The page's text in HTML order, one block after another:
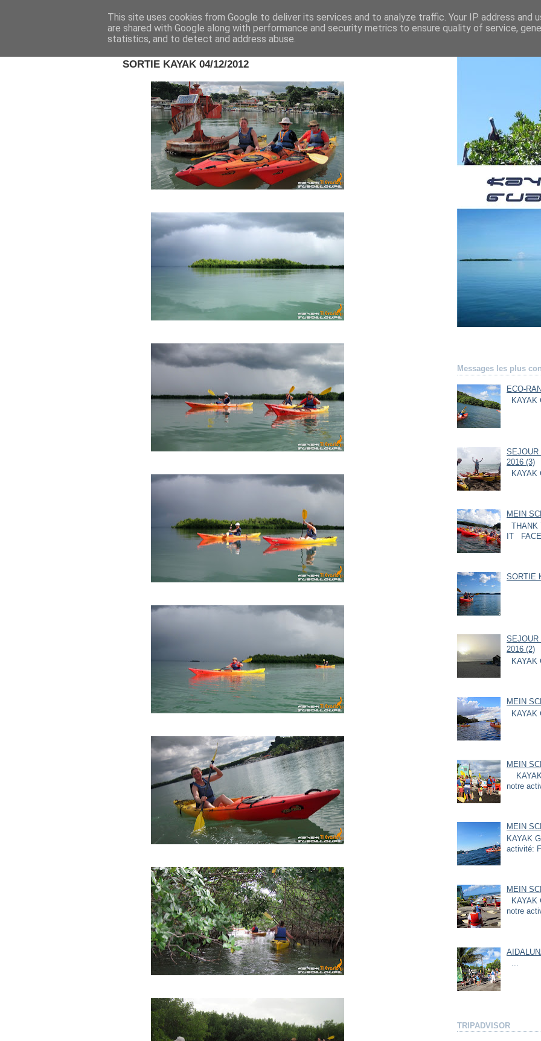
SORTIE KAYAK 04/12/2012
Messages les plus
ECO-
KAYAK
SEJOUR
2016 (3)
KAYAK
MEIN
THANK
IT
SORTIE
SEJOUR
2016 (2)
KAYAK
MEIN
KAYAK
MEIN
KAYAK
notre
MEIN
KAYAK
activité:
MEIN
KAYAK
notre
...
TRIPADVISOR
This site uses cookies from Google to deliver its services and to analyze traffic. Your IP address and
are shared with Google along with performance and security metrics to ensure quality of service,
statistics, and to detect and address abuse.